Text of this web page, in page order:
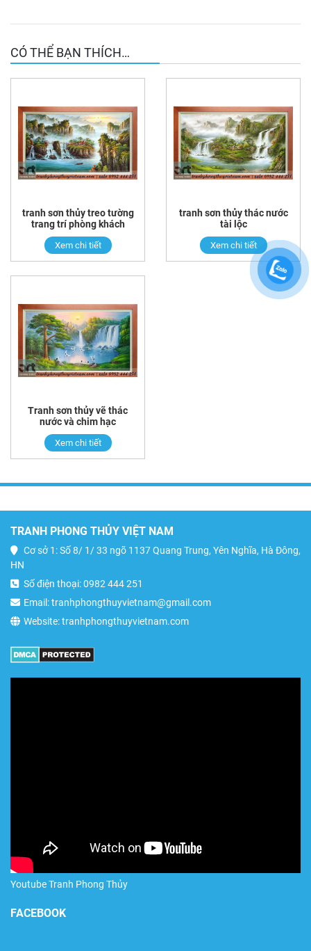
CÓ THỂ BẠN THÍCH…
tranh sơn thủy treo tường
trang trí phòng khách
Xem chi tiết
tranh sơn thủy thác nước
tài lộc
Xem chi tiết
Tranh sơn thủy vẽ thác
nước và chim hạc
Xem chi tiết
TRANH PHONG THỦY VIỆT NAM
Cơ sở 1: Số 8/ 1/ 33 ngõ 1137 Quang Trung, Yên Nghĩa, Hà Đông,
HN
Số điện thoại: 0982 444 251
Email: tranhphongthuyvietnam@gmail.com
Website: tranhphongthuyvietnam.com
Youtube Tranh Phong Thủy
FACEBOOK